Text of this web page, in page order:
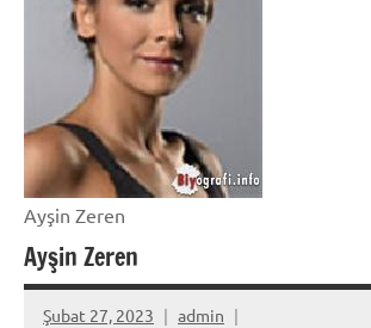
Ayşin Zeren
Ayşin Zeren
Şubat 27, 2023 admin